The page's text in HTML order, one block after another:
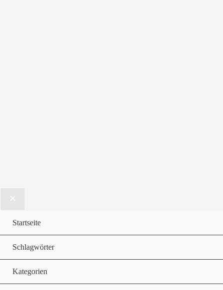
Startseite
Schlagwörter
Kategorien